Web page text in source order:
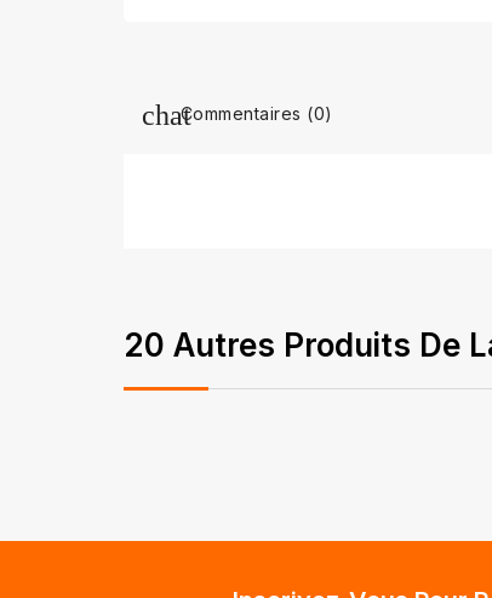
Commentaires (0)
20 Autres Produits De